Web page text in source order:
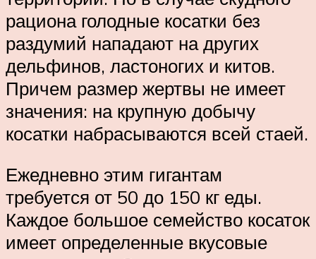
рациона голодные косатки без
раздумий нападают на других
дельфинов, ластоногих и китов.
Причем размер жертвы не имеет
значения: на крупную добычу
косатки набрасываются всей стаей.
Ежедневно этим гигантам
требуется от 50 до 150 кг еды.
Каждое большое семейство косаток
имеет определенные вкусовые